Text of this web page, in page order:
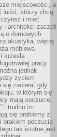
miejscowości, a
ludzi, którzy chcą
i mieć
i architekci zaczęli
o domowych
akustyka, więcej
meblowa
krzesła
pracy
jednak
życiem
się zaciera, gdy
w którym się
mają poczucie,
i trudno im
się problemy z
brakiem poczucia
tak istotne jest